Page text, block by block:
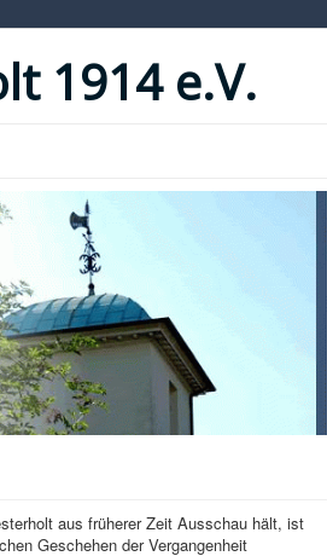
1914 e.V.
aus früherer Zeit Ausschau hält, ist
Geschehen der Vergangenheit